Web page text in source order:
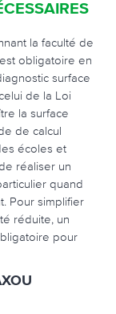
la faculté de
obligatoire en
surface
de la Loi
la surface
de calcul
écoles et
réaliser un
quand
Pour simplifier
réduite, un
pour